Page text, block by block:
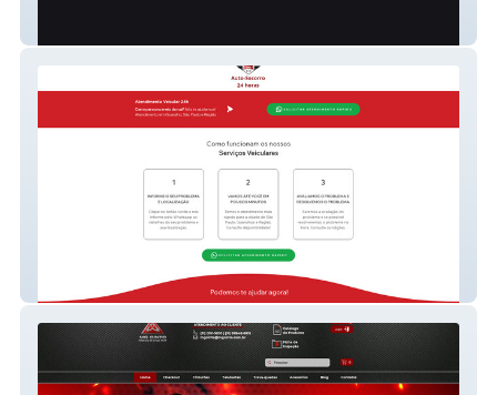
Socorro 24h